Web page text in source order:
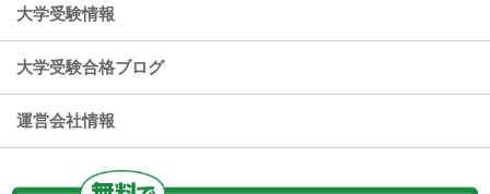
大学受験情報
大学受験合格ブログ
運営会社情報